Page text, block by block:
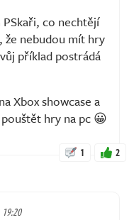
co nechtějí
že nebudou mít hry
příklad postrádá
Xbox showcase a
hry na pc 😀
1 2